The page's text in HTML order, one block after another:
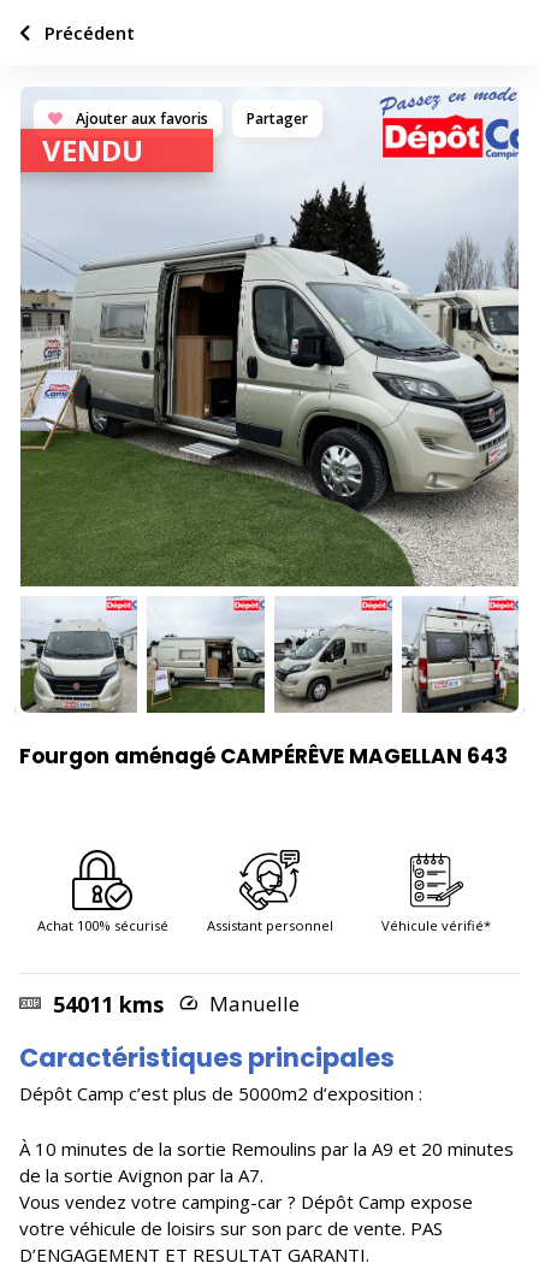
Ajouter aux favoris Partager
VENDU
Fourgon aménagé CAMPÉRÊVE MAGELLAN 643
Achat 100% sécurisé Assistant personnel Véhicule vérifié*
54011 kms Manuelle
Caractéristiques principales
Dépôt Camp c’est plus de 5000m2 d’exposition :
À 10 minutes de la sortie Remoulins par la A9 et 20 minutes
de la sortie Avignon par la A7.
Vous vendez votre camping-car ? Dépôt Camp expose
votre véhicule de loisirs sur son parc de vente. PAS
D’ENGAGEMENT ET RESULTAT GARANTI.
Précédent